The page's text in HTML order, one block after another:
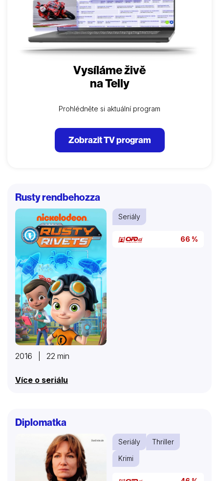
Vysíláme živě
na Telly
Prohlédněte si aktuální program
Zobrazit TV program
Rusty rendbehozza
Seriály
66 %
2016 | 22 min
Více o seriálu
Diplomatka
Seriály
Thriller
Krimi